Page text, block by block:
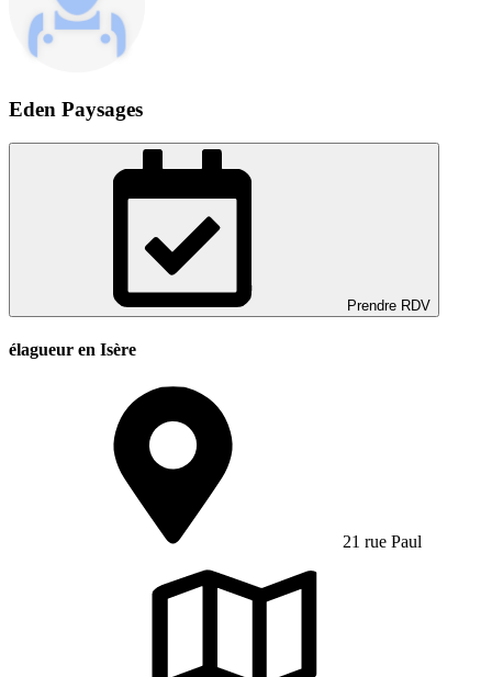
Eden Paysages
Prendre RDV
élagueur en Isère
21 rue Paul